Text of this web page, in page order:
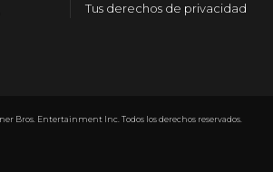
Bros. Entertainment Inc. Todos los derechos reservados.
Tus derechos de privacidad